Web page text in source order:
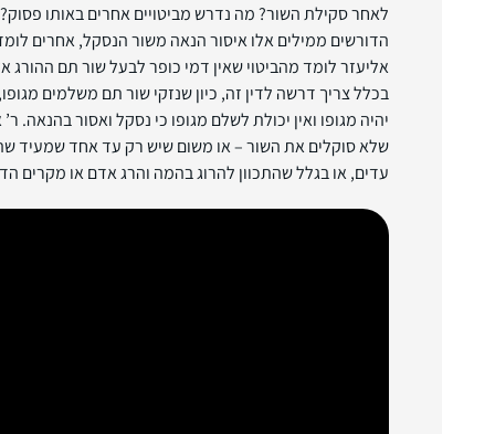
לאחר סקילת השור? מה נדרש מביטויים אחרים באותו
הדורשים ממילים אלו איסור הנאה משור הנסקל, אחרים
אליעזר לומד מהביטוי שאין דמי כופר לבעל שור תם ההורג
בכלל צריך דרשה לדין זה, כיון שנזקי שור תם משלמים
יהיה מגופו ואין יכולת לשלם מגופו כי נסקל ואסור בהנאה.
שלא סוקלים את השור – או משום שיש רק עד אחד שמעיד
עדים, או בגלל שהתכוון להרוג בהמה והרג אדם או מקרים